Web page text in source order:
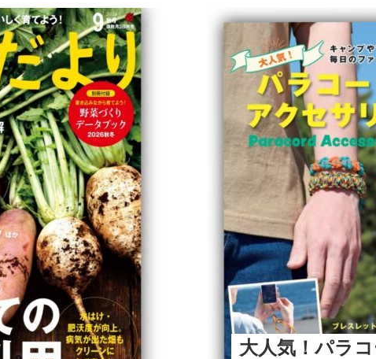
大人気！パラ